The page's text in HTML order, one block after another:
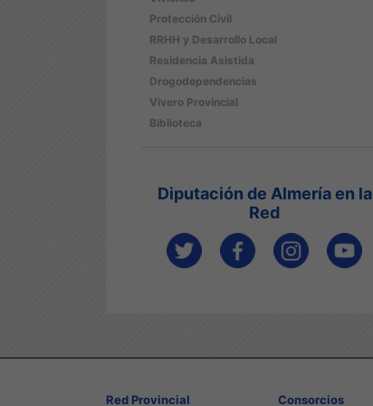
Protección Civil
RRHH y Desarrollo Local
Residencia Asistida
Drogodependencias
Vivero Provincial
Biblioteca
Diputación de Almería en la
Red
Red Provincial Consorcios